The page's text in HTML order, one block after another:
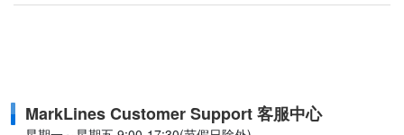
MarkLines Customer Support 客服中心